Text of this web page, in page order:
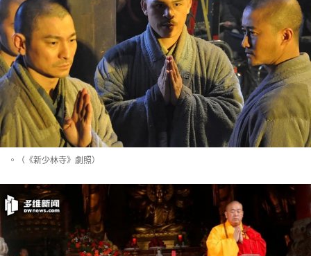
。（《新少林寺》劇照）